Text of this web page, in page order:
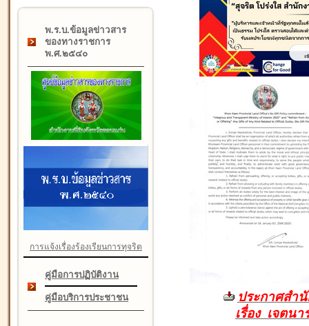
พ.ร.บ.ข้อมูลข่าวสาร
ของทางราชการ
พ.ศ.๒๕๔๐
การแจ้งเรื่องร้องเรียนการทุจริต
คู่มือการปฏิบัติงาน
คู่มือบริการประชาชน
ประกาศสำ
เรื่อง เจตน